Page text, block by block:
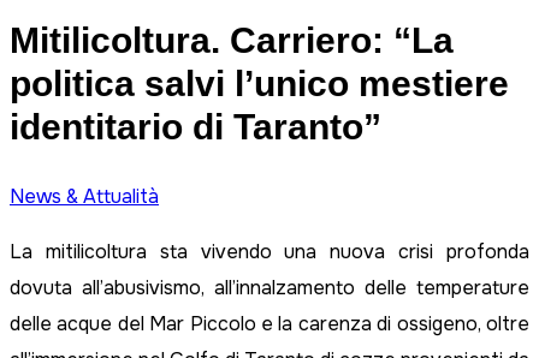
Mitilicoltura. Carriero: “La
politica salvi l’unico mestiere
identitario di Taranto”
News & Attualità
La mitilicoltura sta vivendo una nuova crisi profonda
dovuta all’abusivismo, all’innalzamento delle temperature
delle acque del Mar Piccolo e la carenza di ossigeno, oltre